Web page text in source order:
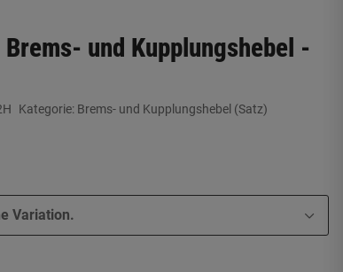
und Kupplungshebel -
Kategorie: Brems- und Kupplungshebel (Satz)
Variation.